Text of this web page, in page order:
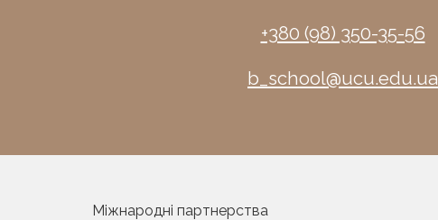
+380 (98) 350-35-56
b_school@ucu.edu.ua
Міжнародні партнерства